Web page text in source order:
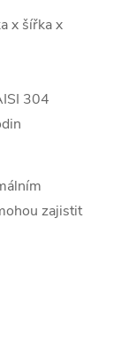
x šířka x
304
zajistit